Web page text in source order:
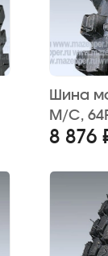
Шина
M/C,
8 876